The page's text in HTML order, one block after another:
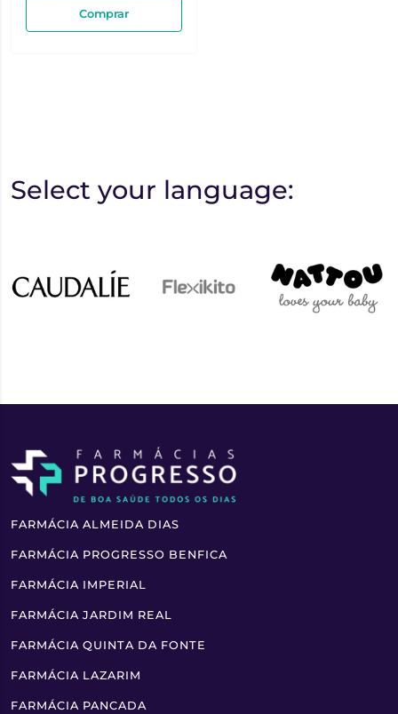
Comprar
Select your language:
FARMÁCIA ALMEIDA DIAS
FARMÁCIA PROGRESSO BENFICA
FARMÁCIA IMPERIAL
FARMÁCIA JARDIM REAL
FARMÁCIA QUINTA DA FONTE
FARMÁCIA LAZARIM
FARMÁCIA PANCADA